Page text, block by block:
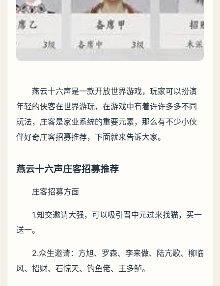
燕云十六声是一款开放世界游戏，玩家可以扮演
年轻的侠客在世界游玩，在游戏中有着许许多多不同
玩法，庄客是家业系统的重要元素，那么有不少小伙
伴好奇庄客招募推荐，下面就来告诉大家。
燕云十六声庄客招募推荐
庄客招募方面
1.知交邀请大强，可以吸引晋中元过来找猫，买一
送一。
2.众生邀请：方旭、罗森、李来做、陆亢歌、柳临
风、招财、石惊天、钓鱼佬、王多鲈。